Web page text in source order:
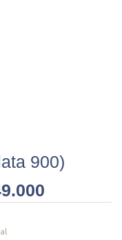
900)